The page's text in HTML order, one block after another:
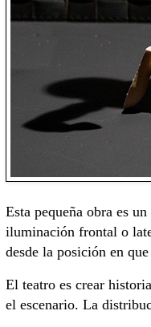
Esta pequeña obra es
iluminación frontal o
desde la posición en
El teatro es crear
el escenario. La